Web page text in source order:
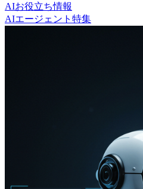
AIお役立ち情報
AIエージェント特集